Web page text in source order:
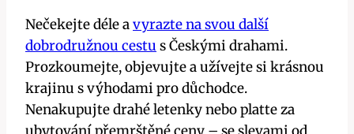
Nečekejte déle avyrazte na svou další
dobrodružnou cestu s Českými drahami.
Prozkoumejte, objevujte a užívejte si krásnou
krajinu s výhodami pro důchodce.
Nenakupujte drahé letenky nebo platte za